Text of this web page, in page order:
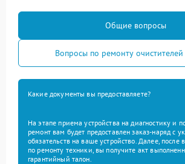
Общие вопросы
Вопросы по ремонту очистителей
Какие документы вы предоставляете?
На этапе приема устройства на диагностику и
ремонт вам будет предоставлен заказ-наряд с
обязательств на ваше устройство. Далее, после
по ремонту техники, вы получите акт
гарантийный талон.